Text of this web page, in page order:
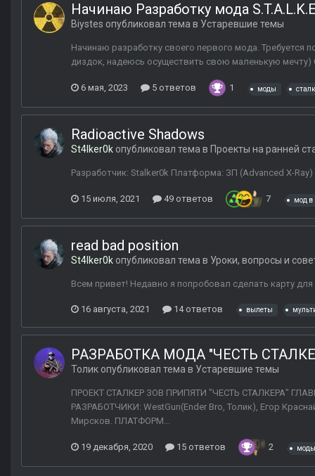
Начинаю Разработку мода
Biystes опубликовал тема в Устаревшие темы
Начинаю разработку своего первого мода. Требуется
диздок, надеюсь осуществить свою маленькую
6 мая, 2023 5 ответов 1 моды
Radioactive Shadows
St4lker0k опубликовал тема в Проекты на ранней
Разработчик: Stalker0k Платформа: ЗП (Advanced X-
15 июля, 2021 49 ответов 7 мод в
read bad position
St4lker0k опубликовал тема в Уроки, вопросы и
Всем привет! Недавно я попробовал сделать карту
16 августа, 2021 14 ответов вылеты
РАЗРАБОТКА МОДА "ЧЕСТЬ
Толик опубликовал тема в Устаревшие темы
ПРОЕКТ СТАЛКЕР ЗОВ ПРИПЯТИ "ЧЕСТЬ СТАЛКЕРА"
РАЗРАБОТЧИКИ: WestGun(Ender Bro, Толик), Егор
Мирсков. ПЛАТФОРМ...
19 декабря, 2020 15 ответов 2